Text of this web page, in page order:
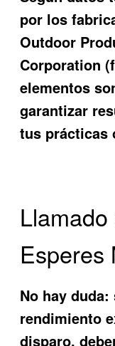
por los
Outdoor
Corporation
elementos
garantizar
tus prácticas
Llamado
Esperes
No hay
rendimiento
disparo,